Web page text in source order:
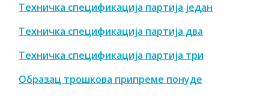
Техничка спецификација партија један
Техничка спецификација партија два
Техничка спецификација партија три
Образац трошкова припреме понуде